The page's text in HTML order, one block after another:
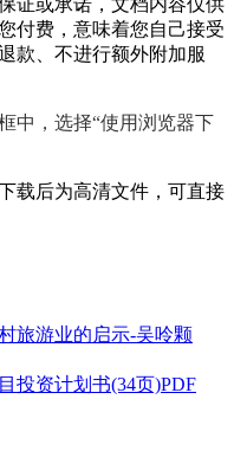
付费，意味着您自己接受
款、不进行额外附加服
中，选择“使用浏览器下
载后为高清文件，可直接
旅游业的启示-吴呤颗
投资计划书(34页)PDF